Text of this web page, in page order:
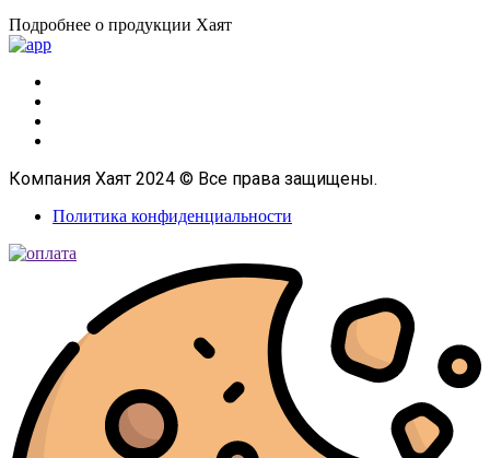
Подробнее о продукции Хаят
Компания Хаят 2024 © Все права защищены.
Политика конфиденциальности